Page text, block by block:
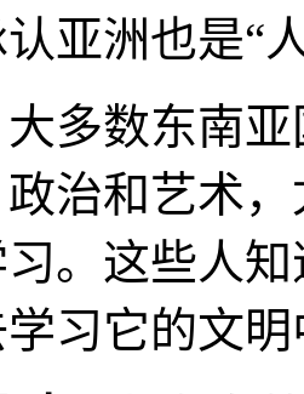
亚洲也是“
多数东南
治和艺术
。这些人
习它的文